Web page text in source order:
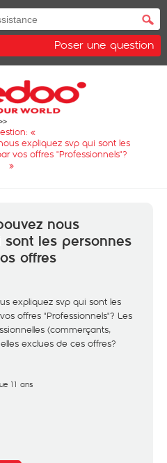
Poser une question
«
expliquez svp qui sont les
vos offres "Professionnels"?
»
nous
les personnes
offres
expliquez svp qui sont les
offres "Professionnels"? Les
(commerçants,
exclues de ces offres?
11 ans